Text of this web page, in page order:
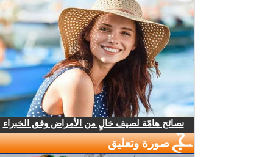
نصائح هامّة لصيف خالٍ من الأمراض وفق الخبراء
صورة وتعليق